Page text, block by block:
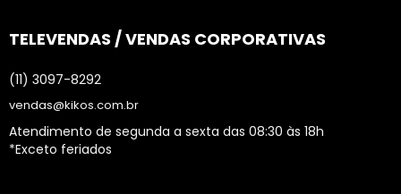
TELEVENDAS / VENDAS CORPORATIVAS
(11) 3097-8292
vendas@kikos.com.br
Atendimento de segunda a sexta das 08:30 às 18h
*Exceto feriados